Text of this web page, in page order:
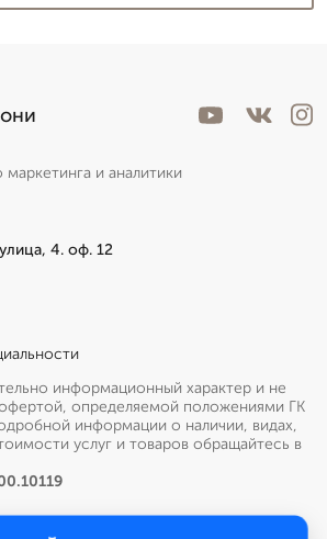
и аналитики
4. оф. 12
информационный характер и не
офертой, определяемой положениями ГК
информации о наличии, видах,
услуг и товаров обращайтесь в